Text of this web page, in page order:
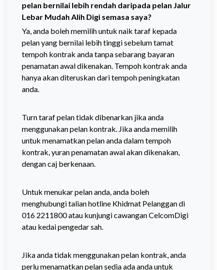
pelan bernilai lebih rendah daripada pelan Jalur
Lebar Mudah Alih Digi semasa saya?
Ya, anda boleh memilih untuk naik taraf kepada
pelan yang bernilai lebih tinggi sebelum tamat
tempoh kontrak anda tanpa sebarang bayaran
penamatan awal dikenakan. Tempoh kontrak anda
hanya akan diteruskan dari tempoh peningkatan
anda.
Turn taraf pelan tidak dibenarkan jika anda
menggunakan pelan kontrak. Jika anda memilih
untuk menamatkan pelan anda dalam tempoh
kontrak, yuran penamatan awal akan dikenakan,
dengan caj berkenaan.
Untuk menukar pelan anda, anda boleh
menghubungi talian hotline Khidmat Pelanggan di
016 2211800 atau kunjungi cawangan CelcomDigi
atau kedai pengedar sah.
Jika anda tidak menggunakan pelan kontrak, anda
perlu menamatkan pelan sedia ada anda untuk